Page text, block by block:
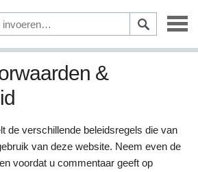
Welzijn
&
de verschillende beleidsregels die van
van deze website. Neem even de
voordat u commentaar geeft op